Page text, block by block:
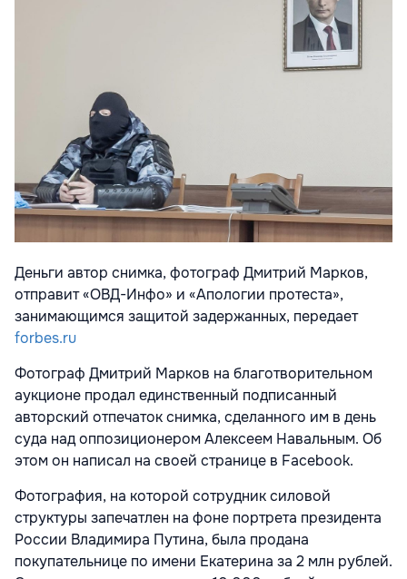
Деньги автор снимка, фотограф Дмитрий Марков,
отправит «ОВД-Инфо» и «Апологии протеста»,
занимающимся защитой задержанных, передает
forbes.ru
Фотограф Дмитрий Марков на благотворительном
аукционе продал единственный подписанный
авторский отпечаток снимка, сделанного им в день
суда над оппозиционером Алексеем Навальным. Об
этом он написал на своей странице в Facebook.
Фотография, на которой сотрудник силовой
структуры запечатлен на фоне портрета президента
России Владимира Путина, была продана
покупательнице по имени Екатерина за 2 млн рублей.